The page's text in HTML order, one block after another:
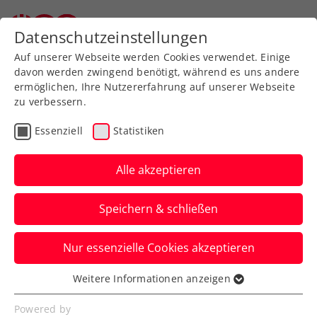
Zurück zur Newsübersicht
Turniere
Zhizhen Zhang: Der erste
Chinese beim Generali
Open Kitzbühel
Zur Einstimmung auf die ATP-
Turnierwoche ging’s auf den
Hahnenkamm. Samt Erstbegegnung mit
Kühen.
Datenschutzeinstellungen
Auf unserer Webseite werden Cookies verwendet. Einige
davon werden zwingend benötigt, während es uns andere
ermöglichen, Ihre Nutzererfahrung auf unserer Webseite
zu verbessern.
Essenziell Statistiken
Alle akzeptieren
Speichern & schließen
Nur essenzielle Cookies akzeptieren
Essenziell
Essenzielle Cookies werden für grundlegende
Weitere Informationen anzeigen
Powered by